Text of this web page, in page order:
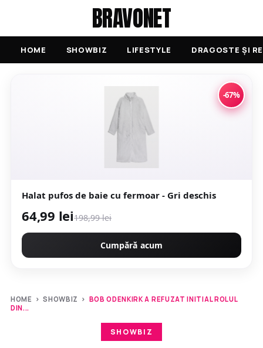
BRAVONET
HOME SHOWBIZ LIFESTYLE DRAGOSTE ȘI
-67%
Halat pufos de baie cu fermoar - Gri deschis
64,99 lei198,99 lei
Cumpără acum
HOME ›SHOWBIZ › BOB ODENKIRK A REFUZAT INITIAL ROLUL
DIN...
SHOWBIZ